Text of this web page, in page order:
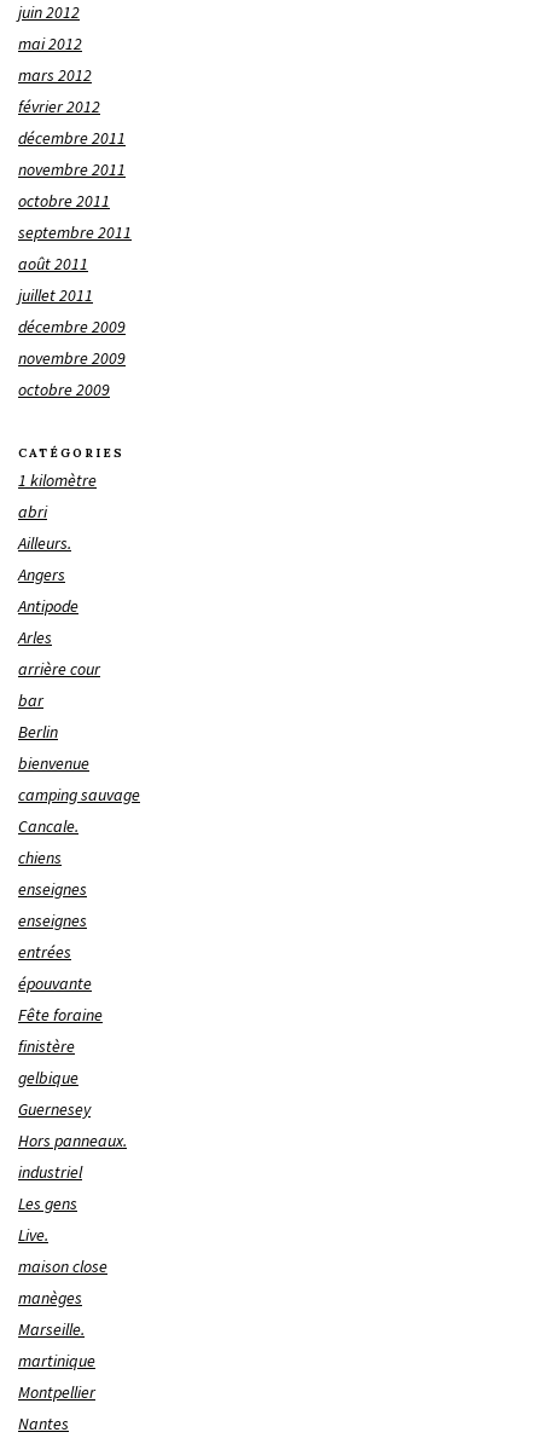
juin 2012
mai 2012
mars 2012
février 2012
décembre 2011
novembre 2011
octobre 2011
septembre 2011
août 2011
juillet 2011
décembre 2009
novembre 2009
octobre 2009
CATÉGORIES
1 kilomètre
abri
Ailleurs.
Angers
Antipode
Arles
arrière cour
bar
Berlin
bienvenue
camping sauvage
Cancale.
chiens
enseignes
enseignes
entrées
épouvante
Fête foraine
finistère
gelbique
Guernesey
Hors panneaux.
industriel
Les gens
Live.
maison close
manèges
Marseille.
martinique
Montpellier
Nantes